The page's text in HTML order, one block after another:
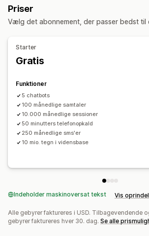
Automatiske svar
Rabatter
Ofte stillede spørgsmål
Tilpasning
Farve og skrifttype
Hjælp Ofte stillede spørgsmål
Priser
Vælg det abonnement, der passer bedst til
Starter
Gratis
Funktioner
5 chatbots
100 månedlige samtaler
10.000 månedlige sessioner
50 minutters telefonopkald
250 månedlige sms'er
10 mio. tegn i vidensbase
Indeholder maskinoversat tekst Vis
Alle gebyrer faktureres i USD. Tilbagevendende
gebyrer faktureres hver 30. dag. Se alle